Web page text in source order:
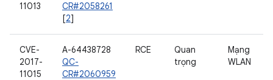
11013
CR#2058261
[2]
CVE-
2017-
11015
A-64438728
QC-
CR#2060959
RCE
Quan
trọng
Mạng
WLAN